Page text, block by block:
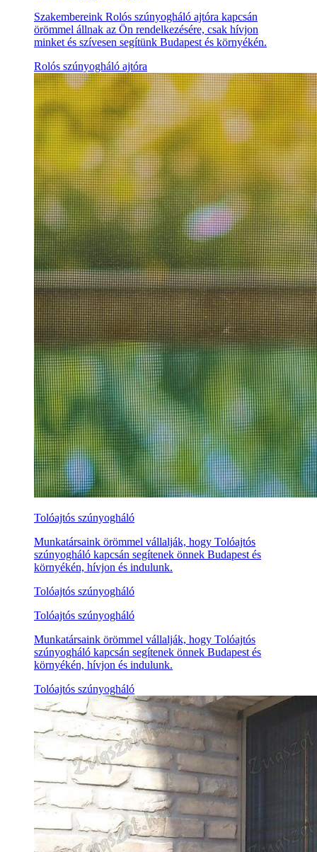
Szakembereink Rolós szúnyogháló ajtóra kapcsán
örömmel állnak az Ön rendelkezésére, csak hívjon
minket és szívesen segítünk Budapest és környékén.
Rolós szúnyogháló ajtóra
Tolóajtós szúnyogháló
Munkatársaink örömmel vállalják, hogy Tolóajtós
szúnyogháló kapcsán segítenek önnek Budapest és
környékén, hívjon és indulunk.
Tolóajtós szúnyogháló
Tolóajtós szúnyogháló
Munkatársaink örömmel vállalják, hogy Tolóajtós
szúnyogháló kapcsán segítenek önnek Budapest és
környékén, hívjon és indulunk.
Tolóajtós szúnyogháló